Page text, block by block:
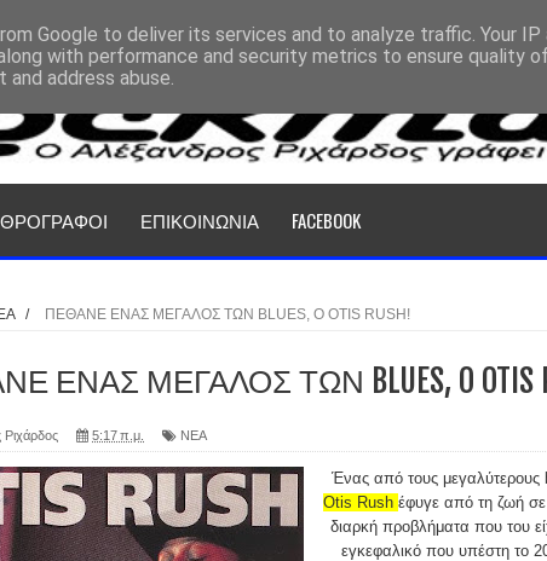
ΕΠΙΚΟΙΝΩΝΙΑ FACEBOOK
/ ΠΕΘΑΝΕ ΕΝΑΣ ΜΕΓΑΛΟΣ ΤΩΝ BLUES, O OTIS RUSH!
ΕΝΑΣ ΜΕΓΑΛΟΣ ΤΩΝ BLUES, O OTIS
Ριχάρδος 5:17 π.μ. ΝΕΑ
Ένας από τους μεγαλύτερους
Otis Rush έφυγε από τη ζωή
διαρκή προβλήματα που του
εγκεφαλικό που υπέστη το
Google to deliver its services and to analyze traffic. Your IP
with performance and security metrics to ensure quality
address abuse.